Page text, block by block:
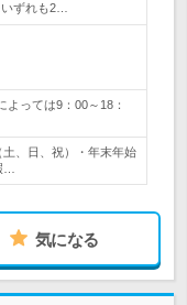
ずれも2…
っては9：00～18：
、日、祝）・年末年始
…
気になる